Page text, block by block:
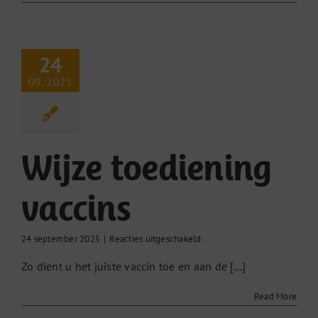
24
09, 2025
Wijze toediening
vaccins
24 september 2025 | Reacties uitgeschakeld
toediening
Zo dient u het juiste vaccin toe en aan de [...]
Read More